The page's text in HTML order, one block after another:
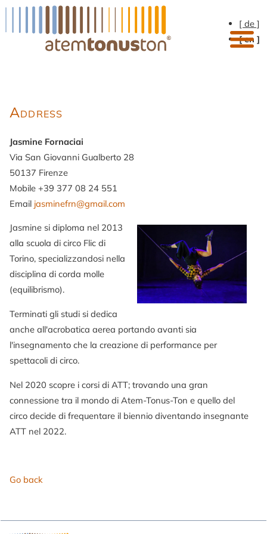
[ de ]
[ en ]
Address
Jasmine Fornaciai
Via San Giovanni Gualberto 28
50137 Firenze
Mobile +39 377 08 24 551
Email jasminefrn@gmail.com
Jasmine si diploma nel 2013
alla scuola di circo Flic di
Torino, specializzandosi nella
disciplina di corda molle
(equilibrismo).
Terminati gli studi si dedica
anche all'acrobatica aerea portando avanti sia
l'insegnamento che la creazione di performance per
spettacoli di circo.
Nel 2020 scopre i corsi di ATT; trovando una gran
connessione tra il mondo di Atem-Tonus-Ton e quello del
circo decide di frequentare il biennio diventando insegnante
ATT nel 2022.
Go back